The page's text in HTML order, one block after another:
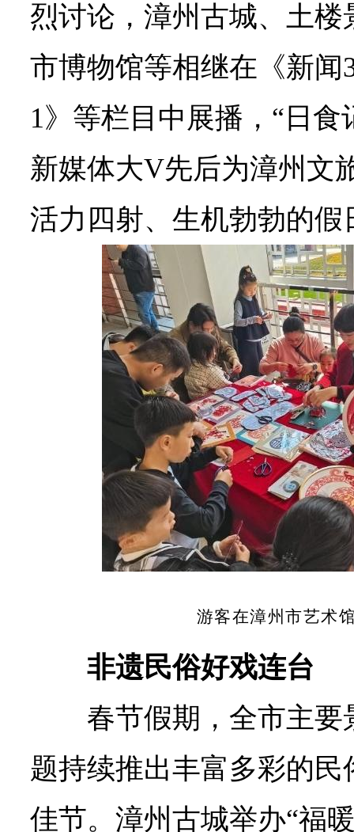
烈讨论，漳州古城、土楼
市博物馆等相继在《新闻
1》等栏目中展播，“日食
新媒体大V先后为漳州文
活力四射、生机勃勃的
游客在漳州市艺术
非遗民俗好戏连台
春节假期，全市主
题持续推出丰富多彩的
佳节。漳州古城举办“福